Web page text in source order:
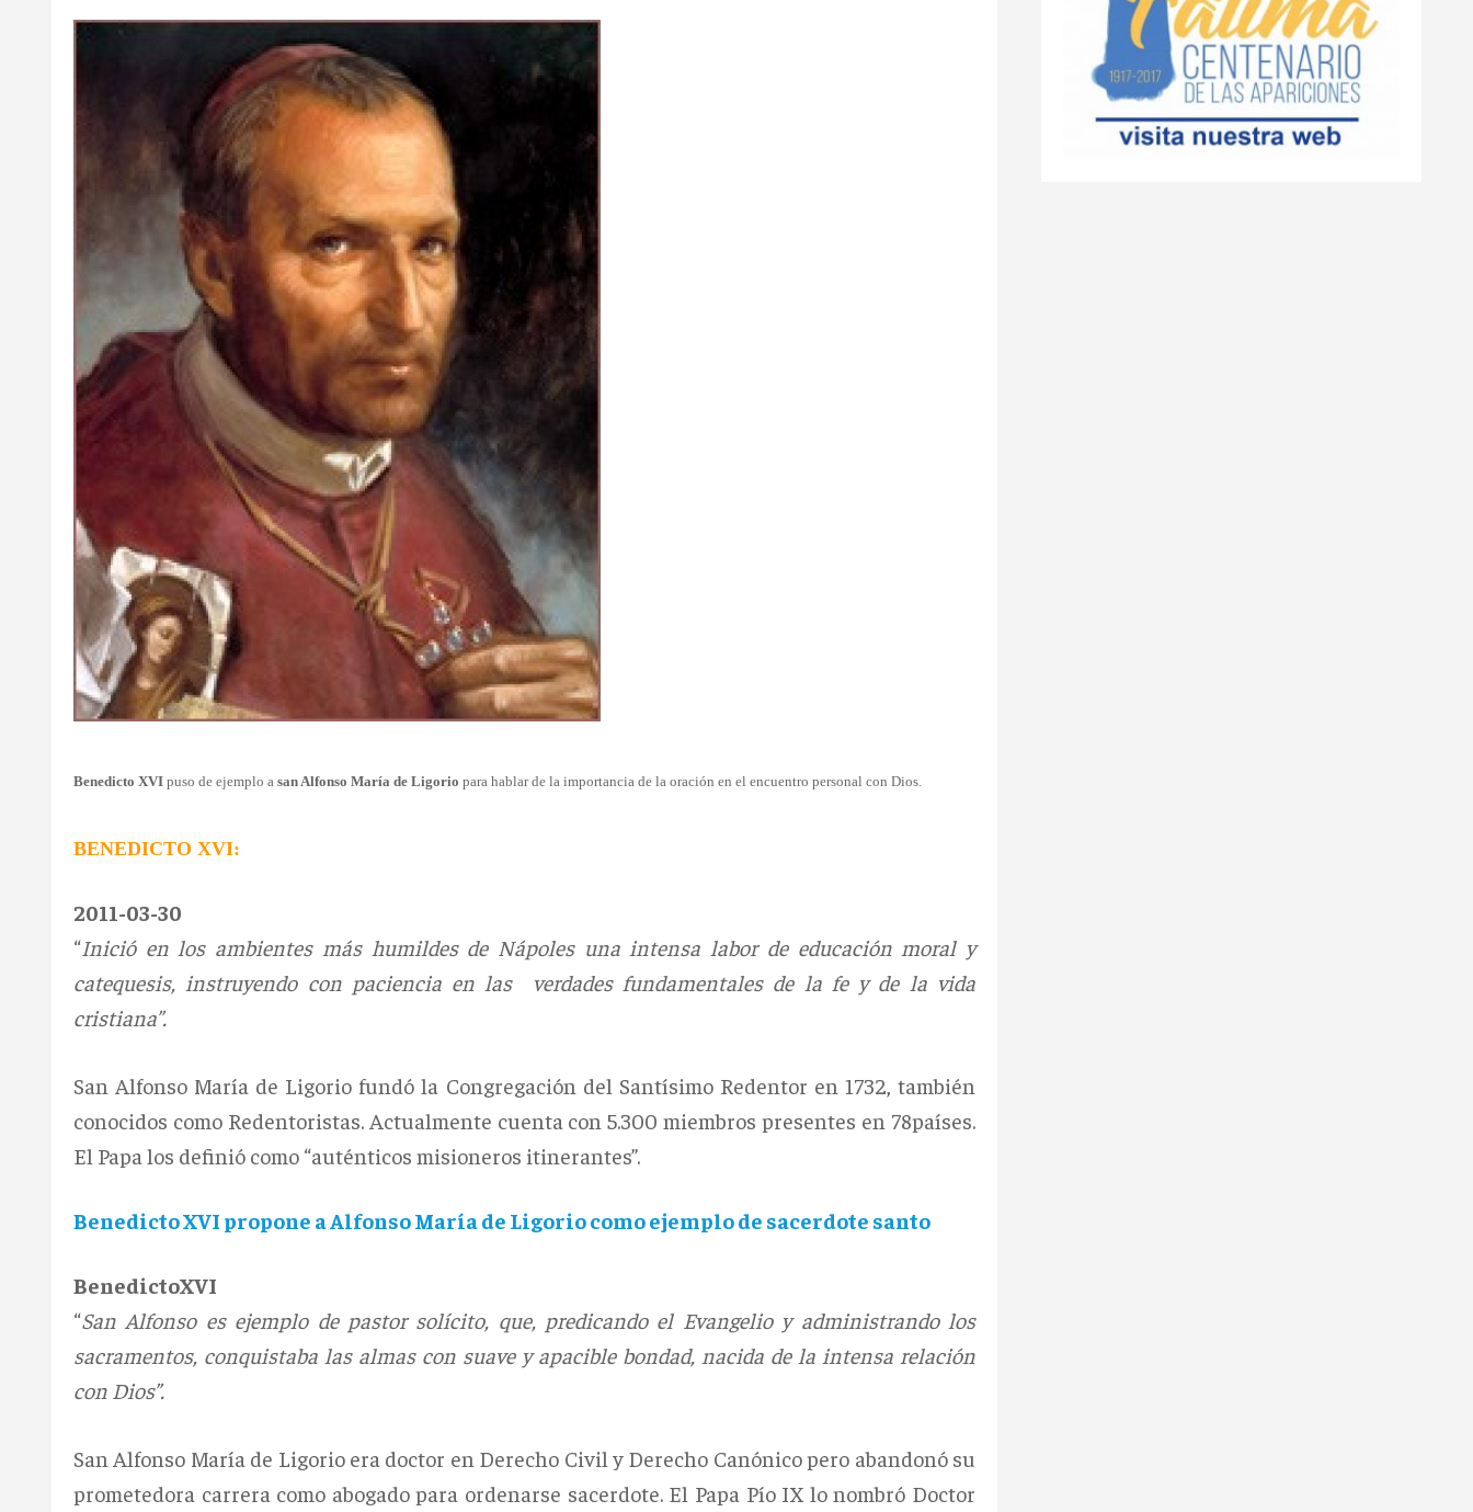
Benedicto XVI puso de ejemplo a san Alfonso María de Ligorio para hablar de la importancia de la oración en el encuentro personal con Dios.
BENEDICTO XVI:
2011-03-30
“Inició en los ambientes más humildes de Nápoles una intensa labor de educación moral y
catequesis, instruyendo con paciencia en las verdades fundamentales de la fe y de la vida
cristiana”.
San Alfonso María de Ligorio fundó la Congregación del Santísimo Redentor en 1732, también
conocidos como Redentoristas. Actualmente cuenta con 5.300 miembros presentes en 78países.
El Papa los definió como “auténticos misioneros itinerantes”.
Benedicto XVI propone a Alfonso María de Ligorio como ejemplo de sacerdote santo
BenedictoXVI
“San Alfonso es ejemplo de pastor solícito, que, predicando el Evangelio y administrando los
sacramentos, conquistaba las almas con suave y apacible bondad, nacida de la intensa relación
con Dios”.
San Alfonso María de Ligorio era doctor en Derecho Civil y Derecho Canónico pero abandonó su
prometedora carrera como abogado para ordenarse sacerdote. El Papa Pío IX lo nombró Doctor